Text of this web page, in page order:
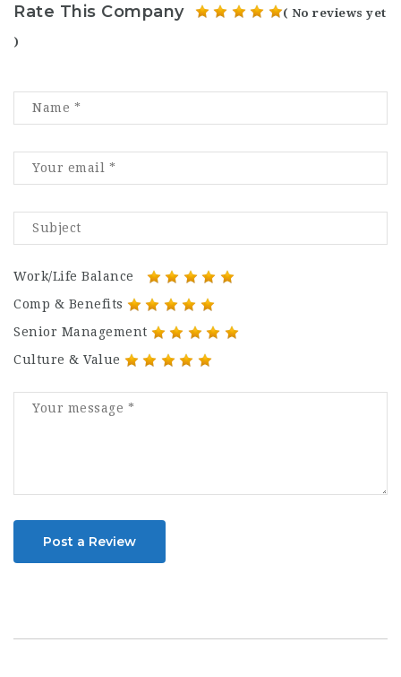
Rate This Company ( No reviews yet
)
Work/Life Balance
Comp & Benefits
Senior Management
Culture & Value
Post a Review